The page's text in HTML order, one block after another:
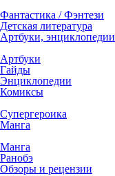
Фантастика / Фэнтези
Детская литература
Артбуки, энциклопедии
Артбуки
Гайды
Энциклопедии
Комиксы
Супергероика
Манга
Манга
Ранобэ
Обзоры и рецензии